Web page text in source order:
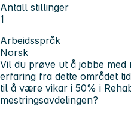
Antall stillinger
1
Arbeidsspråk
Norsk
Vil du prøve ut å jobbe
erfaring fra dette området
til å være vikar i 50% i
mestringsavdelingen?